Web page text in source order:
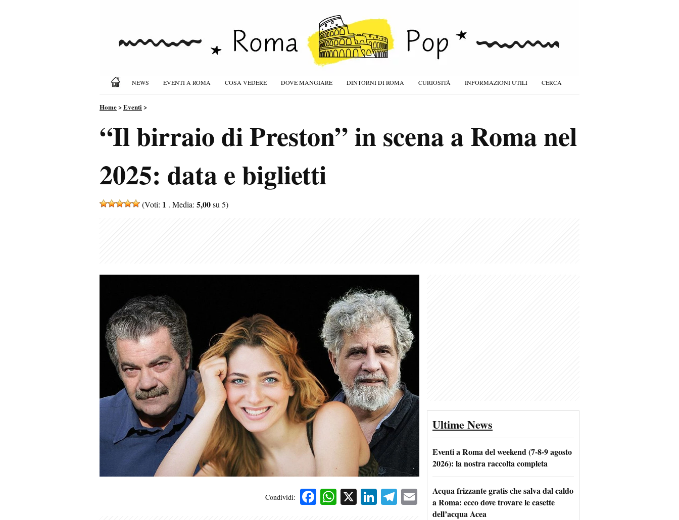
NEWS EVENTI A ROMA COSA VEDERE DOVE MANGIARE DINTORNI DI ROMA CURIOSITÀ INFORMAZIONI UTILI CERCA
Home>Eventi>
“Il birraio di Preston” in scena a Roma nel
2025: data e biglietti
(Voti: 1 . Media: 5,00su 5)
Condividi: Facebook
WhatsApp
X LinkedIn
Telegram
Email
Ultime News
Eventi a Roma del weekend (7-8-9 agosto
2026): la nostra raccolta completa
Acqua frizzante gratis che salva dal caldo
a Roma: ecco dove trovare le casette
dell’acqua Acea